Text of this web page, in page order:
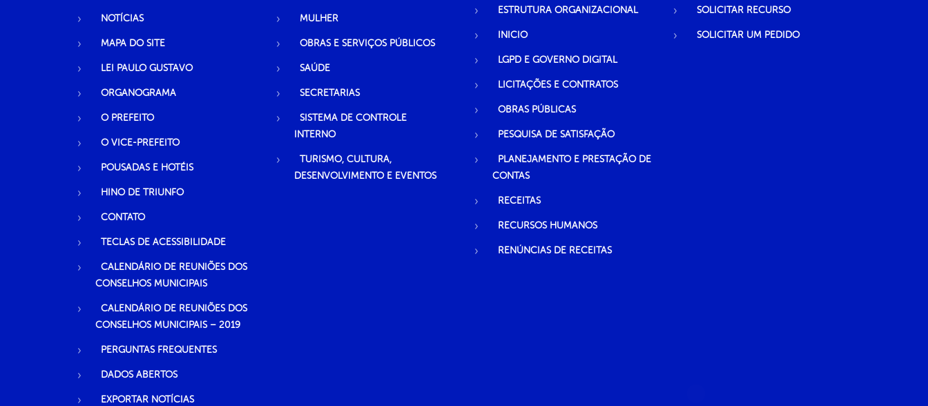
NOTÍCIAS
MAPA DO SITE
LEI PAULO GUSTAVO
ORGANOGRAMA
O PREFEITO
O VICE-PREFEITO
POUSADAS E HOTÉIS
HINO DE TRIUNFO
CONTATO
TECLAS DE ACESSIBILIDADE
CALENDÁRIO DE REUNIÕES DOS
CONSELHOS MUNICIPAIS
CALENDÁRIO DE REUNIÕES DOS
CONSELHOS MUNICIPAIS – 2019
PERGUNTAS FREQUENTES
DADOS ABERTOS
EXPORTAR NOTÍCIAS
MULHER
OBRAS E SERVIÇOS PÚBLICOS
SAÚDE
SECRETARIAS
SISTEMA DE CONTROLE
INTERNO
TURISMO, CULTURA,
DESENVOLVIMENTO E EVENTOS
ESTRUTURA ORGANIZACIONAL
INICIO
LGPD E GOVERNO DIGITAL
LICITAÇÕES E CONTRATOS
OBRAS PÚBLICAS
PESQUISA DE SATISFAÇÃO
PLANEJAMENTO E PRESTAÇÃO DE
CONTAS
RECEITAS
RECURSOS HUMANOS
RENÚNCIAS DE RECEITAS
SOLICITAR RECURSO
SOLICITAR UM PEDIDO